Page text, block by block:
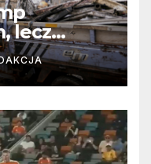
lecz